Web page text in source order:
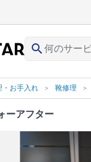
search
・お手入れ 靴修理
ーアフター